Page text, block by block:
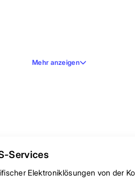
Mehr anzeigen
Services
Elektroniklösungen von der